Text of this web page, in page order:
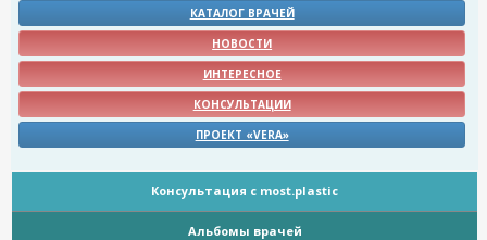
КАТАЛОГ ВРАЧЕЙ
НОВОСТИ
ИНТЕРЕСНОЕ
КОНСУЛЬТАЦИИ
ПРОЕКТ «VERA»
Консультация с most.plastic
Альбомы врачей